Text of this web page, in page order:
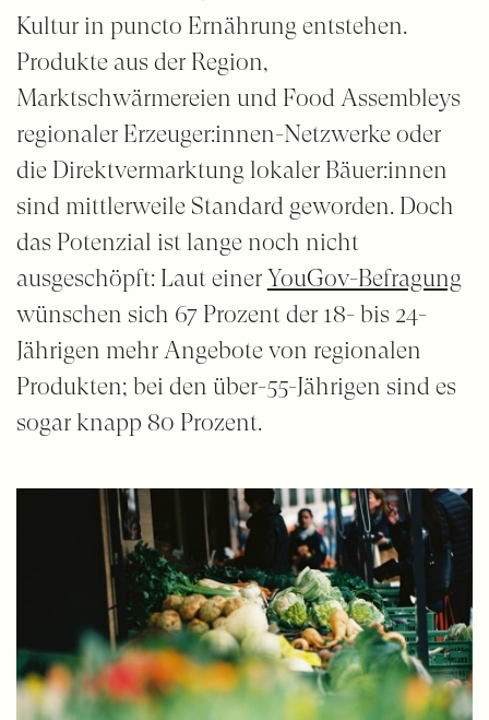
Kultur in puncto Ernährung entstehen.
Produkte aus der Region,
Marktschwärmereien und Food Assembleys
regionaler Erzeuger:innen-Netzwerke oder
die Direktvermarktung lokaler Bäuer:innen
sind mittlerweile Standard geworden. Doch
das Potenzial ist lange noch nicht
ausgeschöpft: Laut einer YouGov-Befragung
wünschen sich 67 Prozent der 18- bis 24-
Jährigen mehr Angebote von regionalen
Produkten; bei den über-55-Jährigen sind es
sogar knapp 80 Prozent.